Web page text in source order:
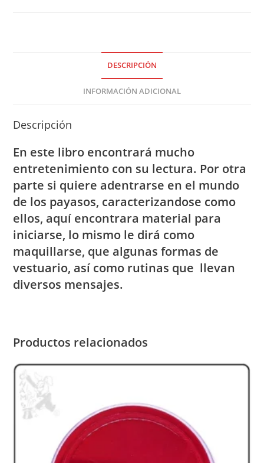
DESCRIPCIÓN
INFORMACIÓN ADICIONAL
Descripción
En este libro encontrará mucho
entretenimiento con su lectura. Por otra
parte si quiere adentrarse en el mundo
de los payasos, caracterizandose como
ellos, aquí encontrara material para
iniciarse, lo mismo le dirá como
maquillarse, que algunas formas de
vestuario, así como rutinas que llevan
diversos mensajes.
Productos relacionados